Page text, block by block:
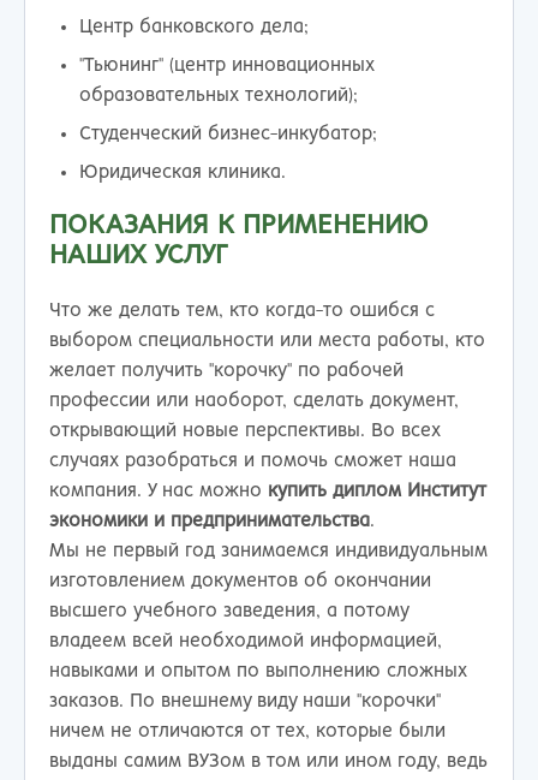
Центр банковского дела;
"Тьюнинг" (центр инновационных
образовательных технологий);
Студенческий бизнес-инкубатор;
Юридическая клиника.
ПОКАЗАНИЯ К ПРИМЕНЕНИЮ
НАШИХ УСЛУГ
Что же делать тем, кто когда-то ошибся с
выбором специальности или места работы, кто
желает получить "корочку" по рабочей
профессии или наоборот, сделать документ,
открывающий новые перспективы. Во всех
случаях разобраться и помочь сможет наша
компания. У нас можно купить диплом Институт
экономики и предпринимательства.
Мы не первый год занимаемся индивидуальным
изготовлением документов об окончании
высшего учебного заведения, а потому
владеем всей необходимой информацией,
навыками и опытом по выполнению сложных
заказов. По внешнему виду наши "корочки"
ничем не отличаются от тех, которые были
выданы самим ВУЗом в том или ином году, ведь